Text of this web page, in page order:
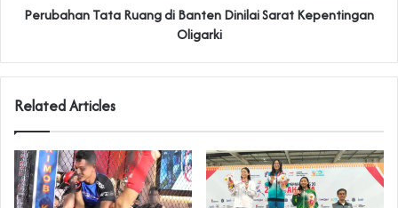
Perubahan Tata Ruang di Banten Dinilai Sarat Kepentingan
Oligarki
Related Articles